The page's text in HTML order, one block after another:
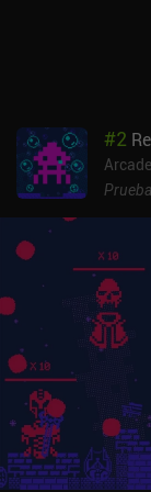
pasado, y
que proporciona
entretenida con la
#2
Arcade
Prueba